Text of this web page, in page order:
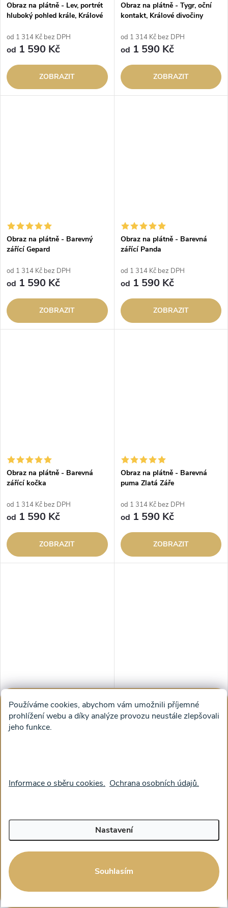
Používáme cookies, abychom vám umožnili příjemné
prohlížení webu a díky analýze provozu neustále zlepšovali
jeho funkce.
Informace o sběru cookies. Ochrana osobních údajů.
Nastavení
Souhlasím
Obraz na plátně - Lev, portrét
hluboký pohled krále, Králové
od 1 314 Kč bez DPH
od 1 590 Kč
ZOBRAZIT
Obraz na plátně - Tygr, oční
kontakt, Králové divočiny
od 1 314 Kč bez DPH
od 1 590 Kč
ZOBRAZIT
Obraz na plátně - Barevný
zářící Gepard
od 1 314 Kč bez DPH
od 1 590 Kč
ZOBRAZIT
Obraz na plátně - Barevná
zářící Panda
od 1 314 Kč bez DPH
od 1 590 Kč
ZOBRAZIT
Obraz na plátně - Barevná
zářící kočka
od 1 314 Kč bez DPH
od 1 590 Kč
ZOBRAZIT
Obraz na plátně - Barevná
puma Zlatá Záře
od 1 314 Kč bez DPH
od 1 590 Kč
ZOBRAZIT
Obraz na plátně - Bílý Tygr
ZOBRAZIT
Obraz na plátně - Lední
medvěd se rozhlíží ve
ZOBRAZIT